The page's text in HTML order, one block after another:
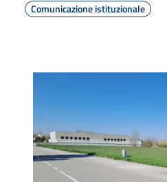
Comunicazione istituzionale